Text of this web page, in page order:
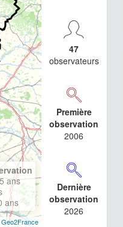
ans
ans
Geo2France
47
observateurs
Première
observation
2006
Dernière
observation
2026